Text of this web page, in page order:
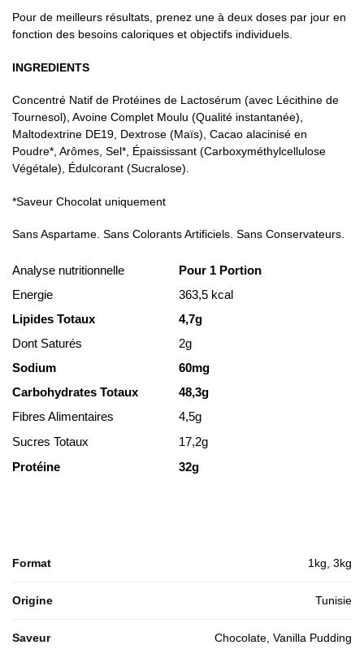
Pour de meilleurs résultats, prenez une à deux doses par jour en
fonction des besoins caloriques et objectifs individuels.
INGREDIENTS
Concentré Natif de Protéines de Lactosérum (avec Lécithine de
Tournesol), Avoine Complet Moulu (Qualité instantanée),
Maltodextrine DE19, Dextrose (Maïs), Cacao alacinisé en
Poudre*, Arômes, Sel*, Épaississant (Carboxyméthylcellulose
Végétale), Édulcorant (Sucralose).
*Saveur Chocolat uniquement
Sans Aspartame. Sans Colorants Artificiels. Sans Conservateurs.
Analyse nutritionnelle
Pour 1 Portion
Energie
363,5 kcal
Lipides Totaux
4,7g
Dont Saturés
2g
Sodium
60mg
Carbohydrates Totaux
48,3g
Fibres Alimentaires
4,5g
Sucres Totaux
17,2g
Protéine
32g
Format 1kg, 3kg
Origine Tunisie
Saveur Chocolate, Vanilla Pudding